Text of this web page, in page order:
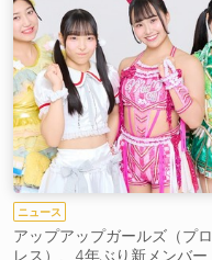
ニュース
アップアップガールズ（プロ
レス）、4年ぶり新メンバー